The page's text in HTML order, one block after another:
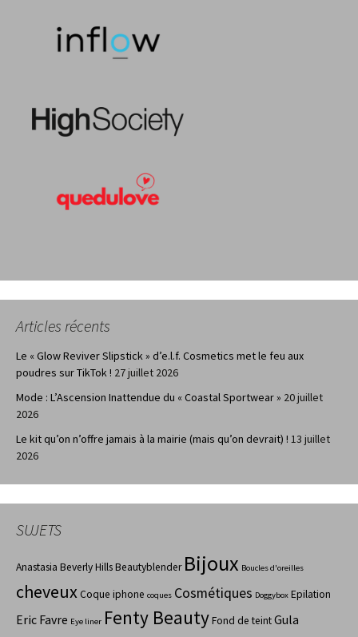
Articles récents
Le « Glow Reviver Slipstick » d’e.l.f. Cosmetics met le feu aux
poudres sur TikTok ! 27 juillet 2026
Mode : L’Ascension Inattendue du « Coastal Sportwear » 20 juillet
2026
Le kit qu’on n’offre jamais à la mairie (mais qu’on devrait) ! 13 juillet
2026
SUJETS
Anastasia Beverly HillsBeautyblender Bijoux Boucles d'oreilles
cheveuxCoque iphone coques Cosmétiques Doggybox Epilation
Eric Favre Eye liner Fenty BeautyFond de teintGula